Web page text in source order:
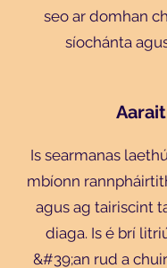
seo ar domhan
síochánta
Is searmanas
mbíonn
agus ag tairiscint
diaga. Is é brí
&#39;an rud a